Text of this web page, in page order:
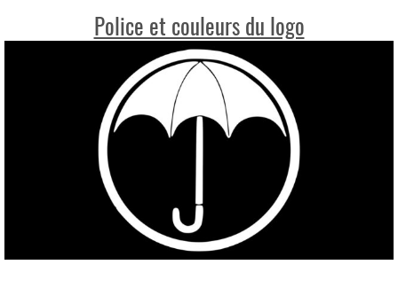
Police et couleurs du logo